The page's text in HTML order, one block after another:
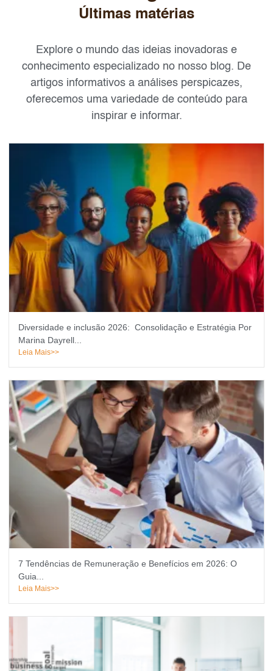
Últimas matérias
Explore o mundo das ideias inovadoras e
conhecimento especializado no nosso blog. De
artigos informativos a análises perspicazes,
oferecemos uma variedade de conteúdo para
inspirar e informar.
Diversidade e inclusão 2026: Consolidação e Estratégia Por
Marina Dayrell...
Leia Mais>>
7 Tendências de Remuneração e Benefícios em 2026: O
Guia...
Leia Mais>>